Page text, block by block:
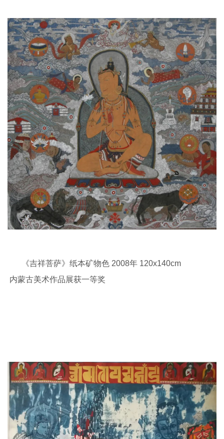
《吉祥菩萨》纸本矿物色 2008年 120x140cm
内蒙古美术作品展获一等奖